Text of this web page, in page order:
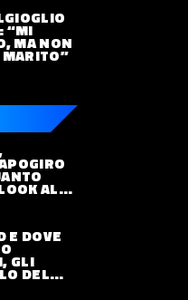
“MI
MA NON
MARITO”
ALLE
E DOVE
GLI
DEL